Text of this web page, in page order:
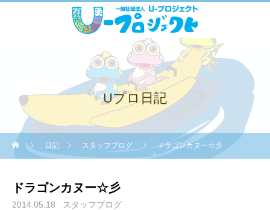
Uプロ日記
日記 スタッフブログ ドラゴンカヌー☆彡
ドラゴンカヌー☆彡
2014.05.18 スタッフブログ